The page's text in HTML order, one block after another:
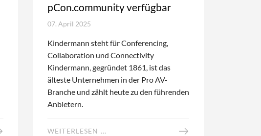
pCon.community verfügbar
07. April 2025
Kindermann steht für Conferencing,
Collaboration und Connectivity
Kindermann, gegründet 1861, ist das
älteste Unternehmen in der Pro AV-
Branche und zählt heute zu den führenden
Anbietern.
WEITERLESEN ...